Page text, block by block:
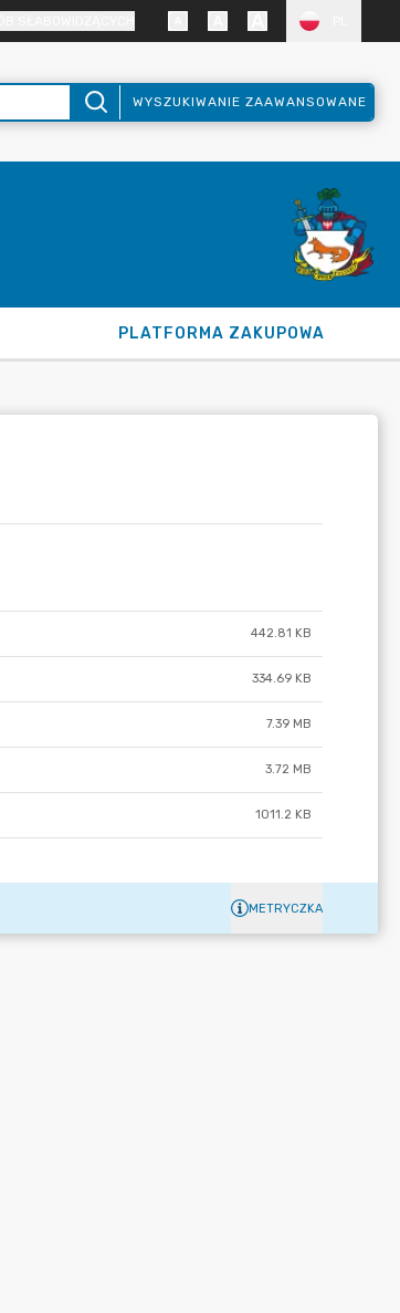
WYSZUKIWANIE ZAAWANSOWANE
PLATFORMA ZAKUPOWA
442.81 KB
334.69 KB
7.39 MB
3.72 MB
1011.2 KB
METRYCZKA